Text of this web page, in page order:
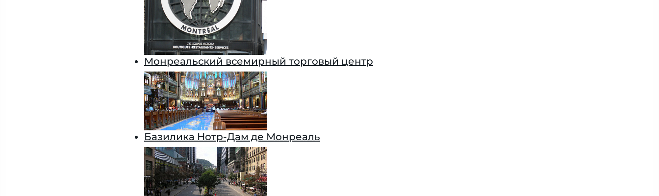
Монреальский всемирный торговый центр
Базилика Нотр-Дам де Монреаль